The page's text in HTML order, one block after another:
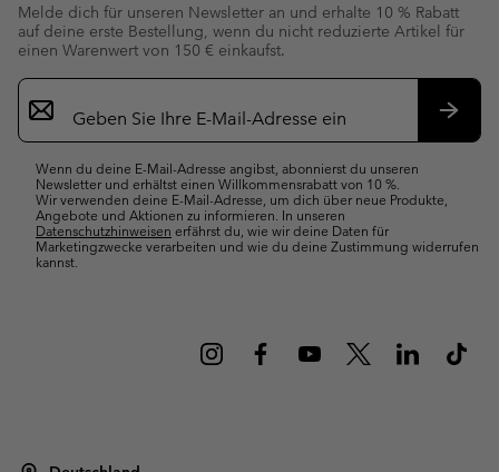
Melde dich für unseren Newsletter an und erhalte 10 % Rabatt
auf deine erste Bestellung, wenn du nicht reduzierte Artikel für
einen Warenwert von 150 € einkaufst.
Newsletter-
Anmeldung
Wenn du deine E-Mail-Adresse angibst, abonnierst du unseren
Newsletter und erhältst einen Willkommensrabatt von 10 %.
Wir verwenden deine E-Mail-Adresse, um dich über neue Produkte,
Angebote und Aktionen zu informieren. In unseren
Datenschutzhinweisen erfährst du, wie wir deine Daten für
Marketingzwecke verarbeiten und wie du deine Zustimmung widerrufen
kannst.